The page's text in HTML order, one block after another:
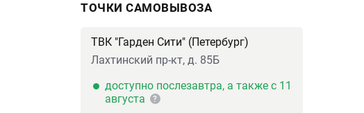
ТОЧКИ САМОВЫВОЗА
ТВК "Гарден Сити" (Петербург)
Лахтинский пр-кт, д. 85Б
доступно послезавтра, а также с 11
августа
?